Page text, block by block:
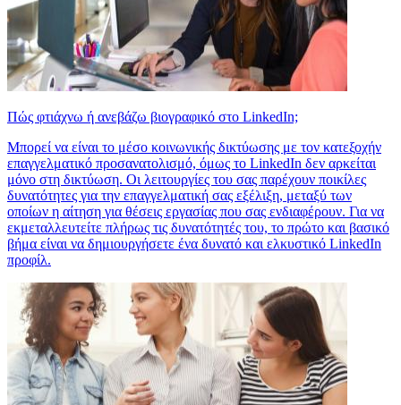
Πώς φτιάχνω ή ανεβάζω βιογραφικό στο LinkedIn;
Μπορεί να είναι το μέσο κοινωνικής δικτύωσης με τον κατεξοχήν
επαγγελματικό προσανατολισμό, όμως το LinkedIn δεν αρκείται
μόνο στη δικτύωση. Οι λειτουργίες του σας παρέχουν ποικίλες
δυνατότητες για την επαγγελματική σας εξέλιξη, μεταξύ των
οποίων η αίτηση για θέσεις εργασίας που σας ενδιαφέρουν. Για να
εκμεταλλευτείτε πλήρως τις δυνατότητές του, το πρώτο και βασικό
βήμα είναι να δημιουργήσετε ένα δυνατό και ελκυστικό LinkedIn
προφίλ.